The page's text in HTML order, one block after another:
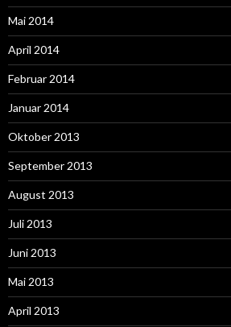
Mai 2014
April 2014
Februar 2014
Januar 2014
Oktober 2013
September 2013
August 2013
Juli 2013
Juni 2013
Mai 2013
April 2013